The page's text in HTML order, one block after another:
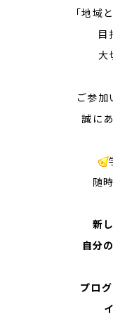
「地域
目
大
ご参加
誠に
随
新
自分
プロ